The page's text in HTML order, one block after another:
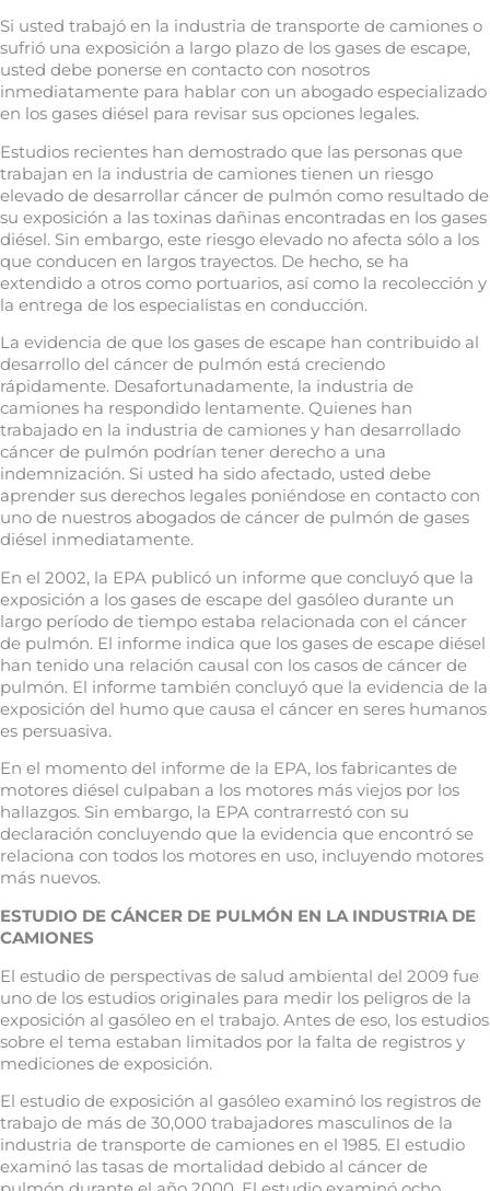
Si usted trabajó en la industria de transporte de camiones o
sufrió una exposición a largo plazo de los gases de escape,
usted debe ponerse en contacto con nosotros
inmediatamente para hablar con un abogado especializado
en los gases diésel para revisar sus opciones legales.
Estudios recientes han demostrado que las personas que
trabajan en la industria de camiones tienen un riesgo
elevado de desarrollar cáncer de pulmón como resultado de
su exposición a las toxinas dañinas encontradas en los gases
diésel. Sin embargo, este riesgo elevado no afecta sólo a los
que conducen en largos trayectos. De hecho, se ha
extendido a otros como portuarios, así como la recolección y
la entrega de los especialistas en conducción.
La evidencia de que los gases de escape han contribuido al
desarrollo del cáncer de pulmón está creciendo
rápidamente. Desafortunadamente, la industria de
camiones ha respondido lentamente. Quienes han
trabajado en la industria de camiones y han desarrollado
cáncer de pulmón podrían tener derecho a una
indemnización. Si usted ha sido afectado, usted debe
aprender sus derechos legales poniéndose en contacto con
uno de nuestros abogados de cáncer de pulmón de gases
diésel inmediatamente.
En el 2002, la EPA publicó un informe que concluyó que la
exposición a los gases de escape del gasóleo durante un
largo período de tiempo estaba relacionada con el cáncer
de pulmón. El informe indica que los gases de escape diésel
han tenido una relación causal con los casos de cáncer de
pulmón. El informe también concluyó que la evidencia de la
exposición del humo que causa el cáncer en seres humanos
es persuasiva.
En el momento del informe de la EPA, los fabricantes de
motores diésel culpaban a los motores más viejos por los
hallazgos. Sin embargo, la EPA contrarrestó con su
declaración concluyendo que la evidencia que encontró se
relaciona con todos los motores en uso, incluyendo motores
más nuevos.
ESTUDIO DE CÁNCER DE PULMÓN EN LA INDUSTRIA DE
CAMIONES
El estudio de perspectivas de salud ambiental del 2009 fue
uno de los estudios originales para medir los peligros de la
exposición al gasóleo en el trabajo. Antes de eso, los estudios
sobre el tema estaban limitados por la falta de registros y
mediciones de exposición.
El estudio de exposición al gasóleo examinó los registros de
trabajo de más de 30,000 trabajadores masculinos de la
industria de transporte de camiones en el 1985. El estudio
examinó las tasas de mortalidad debido al cáncer de